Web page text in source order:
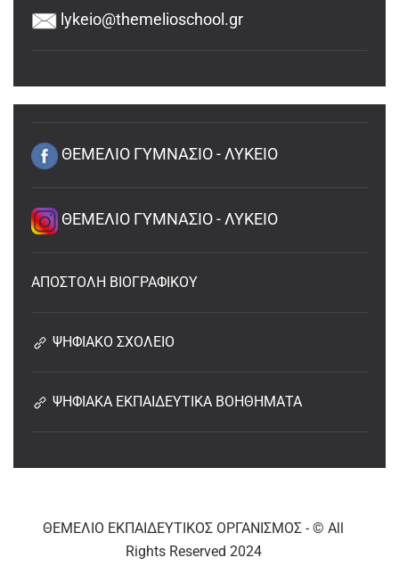
lykeio@themelioschool.gr
ΘΕΜΕΛΙΟ ΓΥΜΝΑΣΙΟ - ΛΥΚΕΙΟ
ΘΕΜΕΛΙΟ ΓΥΜΝΑΣΙΟ - ΛΥΚΕΙΟ
ΑΠΟΣΤΟΛΗ ΒΙΟΓΡΑΦΙΚΟΥ
ΨΗΦΙΑΚΟ ΣΧΟΛΕΙΟ
ΨΗΦΙΑΚΑ ΕΚΠΑΙΔΕΥΤΙΚΑ ΒΟΗΘΗΜΑΤΑ
ΘΕΜΕΛΙΟ ΕΚΠΑΙΔΕΥΤΙΚΟΣ ΟΡΓΑΝΙΣΜΟΣ - © All
Rights Reserved 2024